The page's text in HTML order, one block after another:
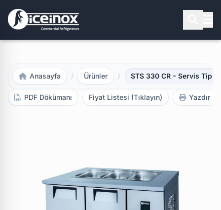
Aramak için Enter'a basınız
Anasayfa / Ürünler / STS 330 CR – Servis Tip
PDF Dökümanı Fiyat Listesi (Tıklayın) Yazdır